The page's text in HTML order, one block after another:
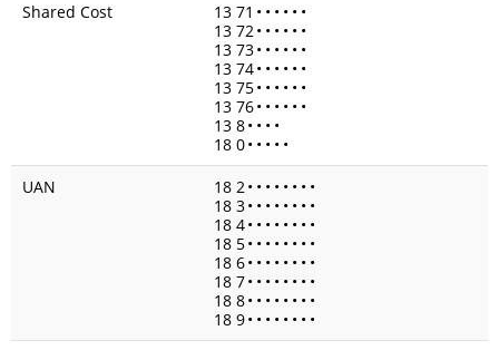
Shared Cost
13 71 • • • • • •
13 72• • • • • •
13 73• • • • • •
13 74• • • • • •
13 75• • • • • •
13 76• • • • • •
13 8• • • •
18 0• • • • •
UAN
18 2• • • • • • • •
18 3• • • • • • • •
18 4• • • • • • • •
18 5• • • • • • • •
18 6• • • • • • • •
18 7• • • • • • • •
18 8• • • • • • • •
18 9• • • • • • • •